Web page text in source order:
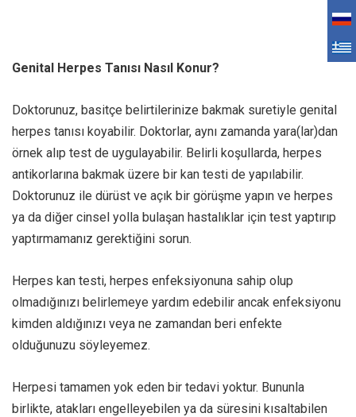
Genital Herpes Tanısı Nasıl Konur?
Doktorunuz, basitçe belirtilerinize bakmak suretiyle genital
herpes tanısı koyabilir. Doktorlar, aynı zamanda yara(lar)dan
örnek alıp test de uygulayabilir. Belirli koşullarda, herpes
antikorlarına bakmak üzere bir kan testi de yapılabilir.
Doktorunuz ile dürüst ve açık bir görüşme yapın ve herpes
ya da diğer cinsel yolla bulaşan hastalıklar için test yaptırıp
yaptırmamanız gerektiğini sorun.
Herpes kan testi, herpes enfeksiyonuna sahip olup
olmadığınızı belirlemeye yardım edebilir ancak enfeksiyonu
kimden aldığınızı veya ne zamandan beri enfekte
olduğunuzu söyleyemez.
Herpesi tamamen yok eden bir tedavi yoktur. Bununla
birlikte, atakları engelleyebilen ya da süresini kısaltabilen